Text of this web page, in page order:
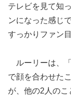
テレビを見て知
ンになった感じ
すっかりファン目
ルーリーは、
で顔を合わせた
が、他の2人の